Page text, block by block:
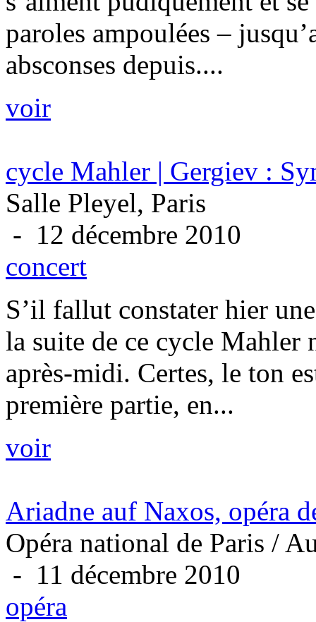
paroles ampoulées –
absconses depuis....
voir
cycle Mahler | Gergiev :
Salle Pleyel, Paris
- 12 décembre 2010
concert
S’il fallut constater hier
la suite de ce cycle Mahler
après-midi. Certes, le ton
première partie, en...
voir
Ariadne auf Naxos, opéra
Opéra national de Paris /
- 11 décembre 2010
opéra